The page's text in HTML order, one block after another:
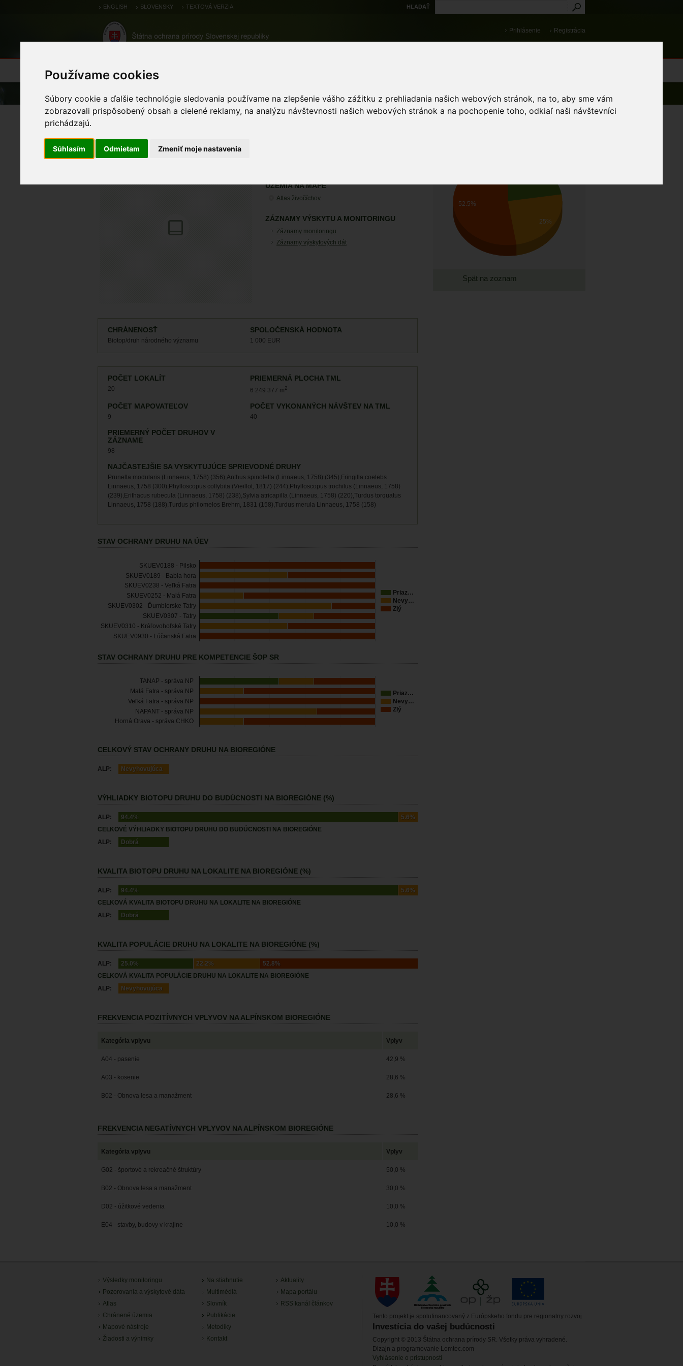
Používame cookies
Súbory cookie a ďalšie technológie sledovania používame na zlepšenie vášho zážitku z prehliadania našich webových stránok, na to, aby sme vám
zobrazovali prispôsobený obsah a cielené reklamy, na analýzu návštevnosti našich webových stránok a na pochopenie toho, odkiaľ naši návštevníci
prichádzajú.
Súhlasím Odmietam Zmeniť moje nastavenia
ENGLISH SLOVENSKY TEXTOVÁ VERZIA HĽADAŤ
Prihlásenie Registrácia
Výsledky monitoringu
ÚZEMIA NA MAPE
Atlas živočíchov
ZÁZNAMY VÝSKYTU A MONITORINGU
Záznamy monitoringu
Záznamy výskytových dát
CHRÁNENOSŤ
Biotop/druh národného významu
SPOLOČENSKÁ HODNOTA
1 000 EUR
POČET LOKALÍT
20
PRIEMERNÁ PLOCHA TML
6 249 377 m2
POČET MAPOVATEĽOV
9
POČET VYKONANÝCH NÁVŠTEV NA TML
40
PRIEMERNÝ POČET DRUHOV V
ZÁZNAME
98
NAJČASTEJŠIE SA VYSKYTUJÚCE SPRIEVODNÉ DRUHY
Prunella modularis (Linnaeus, 1758) (356),Anthus spinoletta (Linnaeus, 1758) (345),Fringilla coelebs
Linnaeus, 1758 (300),Phylloscopus collybita (Vieillot, 1817) (244),Phylloscopus trochilus (Linnaeus, 1758)
(239),Erithacus rubecula (Linnaeus, 1758) (238),Sylvia atricapilla (Linnaeus, 1758) (220),Turdus torquatus
Linnaeus, 1758 (188),Turdus philomelos Brehm, 1831 (158),Turdus merula Linnaeus, 1758 (158)
STAV OCHRANY DRUHU NA ÚEV
Priaz…
Nevy…
Zlý
SKUEV0188 - Pilsko
SKUEV0189 - Babia hora
SKUEV0238 - Veľká Fatra
SKUEV0252 - Malá Fatra
SKUEV0302 - Ďumbierske Tatry
SKUEV0307 - Tatry
SKUEV0310 - Kráľovohoľské Tatry
SKUEV0930 - Lúčanská Fatra
STAV OCHRANY DRUHU PRE KOMPETENCIE ŠOP SR
Priaz…
Nevy…
Zlý
TANAP - správa NP
Malá Fatra - správa NP
Veľká Fatra - správa NP
NAPANT - správa NP
Horná Orava - správa CHKO
CELKOVÝ STAV OCHRANY DRUHU NA BIOREGIÓNE
ALP: Nevyhovujúca
VÝHLIADKY BIOTOPU DRUHU DO BUDÚCNOSTI NA BIOREGIÓNE (%)
ALP: 94.4%
5.6%
CELKOVÉ VÝHLIADKY BIOTOPU DRUHU DO BUDÚCNOSTI NA BIOREGIÓNE
ALP:
Dobrá
KVALITA BIOTOPU DRUHU NA LOKALITE NA BIOREGIÓNE (%)
ALP: 94.4%
5.6%
CELKOVÁ KVALITA BIOTOPU DRUHU NA LOKALITE NA BIOREGIÓNE
ALP:
Dobrá
KVALITA POPULÁCIE DRUHU NA LOKALITE NA BIOREGIÓNE (%)
ALP: 25.0% 22.2%
52.8%
CELKOVÁ KVALITA POPULÁCIE DRUHU NA LOKALITE NA BIOREGIÓNE
ALP:
Nevyhovujúca
FREKVENCIA POZITÍVNYCH VPLYVOV NA ALPÍNSKOM BIOREGIÓNE
Kategória vplyvu Vplyv
A04 - pasenie 42,9 %
A03 - kosenie 28,6 %
B02 - Obnova lesa a manažment 28,6 %
FREKVENCIA NEGATÍVNYCH VPLYVOV NA ALPÍNSKOM BIOREGIÓNE
Kategória vplyvu Vplyv
G02 - športové a rekreačné štruktúry 50,0 %
B02 - Obnova lesa a manažment 30,0 %
D02 - úžitkové vedenia 10,0 %
E04 - stavby, budovy v krajine 10,0 %
25%
52.5%
Spät na zoznam
Výsledky monitoringu
Pozorovania a výskytové dáta
Atlas
Chránené územia
Mapové nástroje
Žiadosti a výnimky
Na stiahnutie
Multimédiá
Slovník
Publikácie
Metodiky
Kontakt
Aktuality
Mapa portálu
RSS kanál článkov
Tento projekt je spolufinancovaný z Európskeho fondu pre regionalny rozvoj
Investícia do vašej budúcnosti
Copyright © 2013 Štátna ochrana prírody SR. Všetky práva vyhradené.
Dizajn a programovanie Lomtec.com
Vyhlásenie o pristupnosti